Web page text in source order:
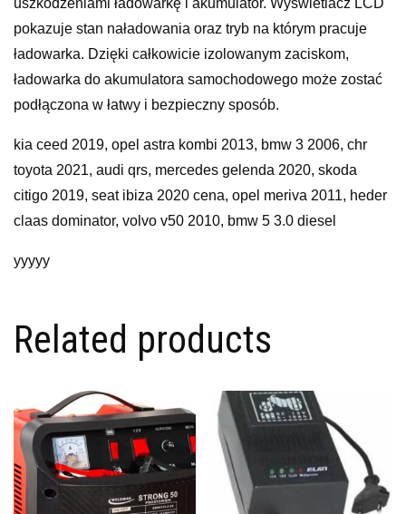
uszkodzeniami ładowarkę i akumulator. Wyświetlacz LCD
pokazuje stan naładowania oraz tryb na którym pracuje
ładowarka. Dzięki całkowicie izolowanym zaciskom,
ładowarka do akumulatora samochodowego może zostać
podłączona w łatwy i bezpieczny sposób.
kia ceed 2019, opel astra kombi 2013, bmw 3 2006, chr
toyota 2021, audi qrs, mercedes gelenda 2020, skoda
citigo 2019, seat ibiza 2020 cena, opel meriva 2011, heder
claas dominator, volvo v50 2010, bmw 5 3.0 diesel
yyyyy
Related products